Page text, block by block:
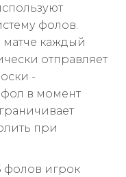
фолов.
каждый
отправляет
-
фол в момент
при
фолов игрок